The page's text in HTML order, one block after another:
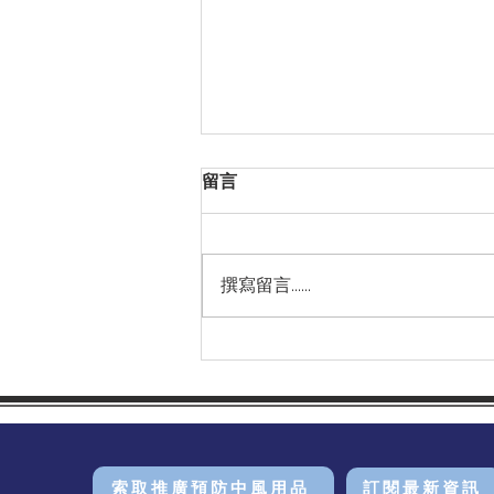
刊》
留言
撰寫留言......
索取推廣預防中風用品 訂閱最新資訊